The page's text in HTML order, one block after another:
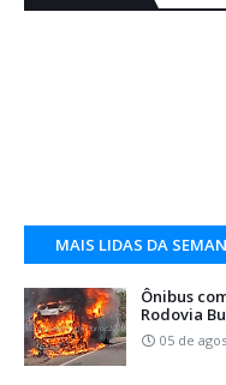
MAIS LIDAS DA
Ônibus
Rodovia
05 de